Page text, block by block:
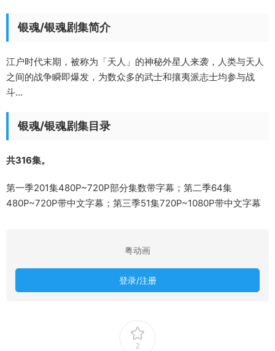
银魂/银魂剧集简介
江户时代末期，被称为「天人」的神秘外星人来袭，人类与天人
之间的战争瞬即爆发，为数众多的武士和攘夷派志士均参与战
斗...
银魂/银魂剧集目录
共316集。
第一季201集480P~720P部分集数带字幕；第二季64集
480P~720P带中文字幕；第三季51集720P~1080P带中文字幕
粤动画
登录/注册
2